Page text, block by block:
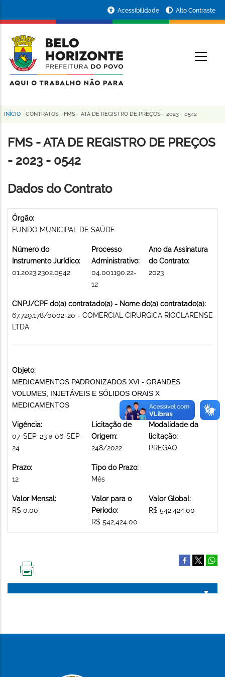
conteúdo
principal
da
Prefeitura
de
Horizonte
Acessibilidade Alto Contraste
Trilha
de
navegação
INÍCIO - CONTRATOS - FMS - ATA DE REGISTRO DE PREÇOS - 2023 - 0542
FMS - ATA DE REGISTRO DE PREÇOS
- 2023 - 0542
Dados do Contrato
Órgão:
FUNDO MUNICIPAL DE SAÚDE
Número do
Instrumento Jurídico:
01.2023.2302.0542
Processo
Administrativo:
04.001190.22-
12
Ano da Assinatura
do Contrato:
2023
CNPJ/CPF do(a) contratado(a) - Nome do(a) contratado(a):
67.729.178/0002-20 - COMERCIAL CIRURGICA RIOCLARENSE
LTDA
Objeto:
MEDICAMENTOS PADRONIZADOS XVI - GRANDES
VOLUMES, INJETÁVEIS E SÓLIDOS ORAIS X
MEDICAMENTOS
Vigência:
07-SEP-23 a 06-SEP-
24
Licitação de
Origem:
248/2022
Modalidade da
licitação:
PREGAO
Prazo:
12
Tipo do Prazo:
Mês
Valor Mensal:
R$ 0.00
Valor para o
Período:
R$ 542,424.00
Valor Global:
R$ 542,424.00
PÁGINA